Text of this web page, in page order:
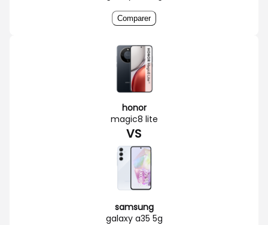
Comparer
honor
magic8 lite
VS
samsung
galaxy a35 5g